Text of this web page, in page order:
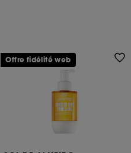
Offre fidélité web